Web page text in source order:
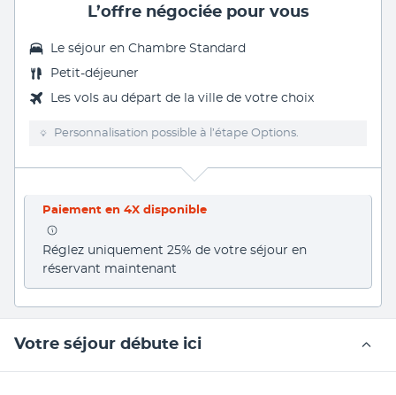
L’offre négociée pour vous
Le séjour en Chambre Standard
Petit-déjeuner
Les vols au départ de la ville de votre choix
Personnalisation possible à l’étape Options.
Paiement en 4X disponible
Réglez uniquement 25% de votre séjour en
réservant maintenant
Votre séjour débute ici